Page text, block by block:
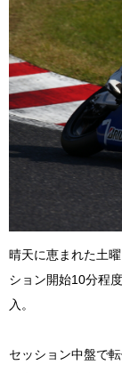
晴天に恵まれた土
ション開始10分程
入。
セッション中盤で